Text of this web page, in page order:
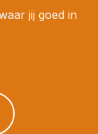
jij goed in